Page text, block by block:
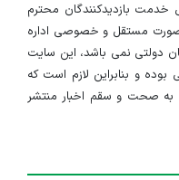
بازدیدکنندگان محترم
صورت مستقل و خصوصی اداره
دولتی نمی باشد، این سایت
و بنابراین لازم است که
به صحت و سقم اخبار منتشر